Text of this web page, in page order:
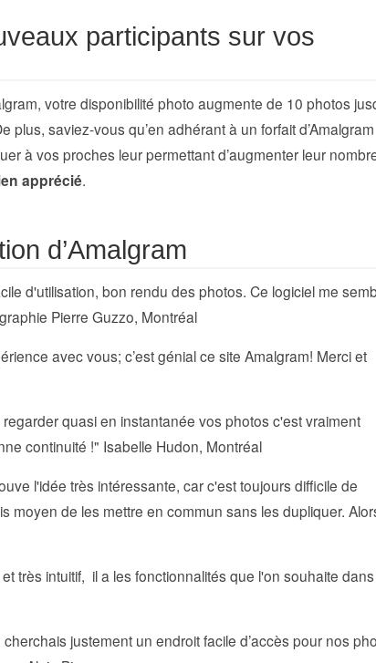
participants sur vos
votre disponibilité photo augmente de 10 photos
saviez-vous qu’en adhérant à un forfait d’Amalgram
à vos proches leur permettant d’augmenter leur
apprécié.
d’Amalgram
d'utilisation, bon rendu des photos. Ce logiciel me
Pierre Guzzo, Montréal
avec vous; c’est génial ce site Amalgram! Merci et
quasi en instantanée vos photos c'est vraiment
continuité !" Isabelle Hudon, Montréal
l'idée très intéressante, car c'est toujours difficile de
moyen de les mettre en commun sans les dupliquer.
très intuitif, il a les fonctionnalités que l'on souhaite
justement un endroit facile d’accès pour nos